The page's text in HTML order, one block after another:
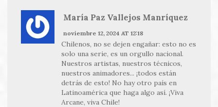
María Paz Vallejos Manríquez
noviembre 12, 2024 AT 12:18
Chilenos, no se dejen engañar: esto no es
solo una serie, es un orgullo nacional.
Nuestros artistas, nuestros técnicos,
nuestros animadores... ¡todos están
detrás de esto! No hay otro país en
Latinoamérica que haga algo así. ¡Viva
Arcane, viva Chile!